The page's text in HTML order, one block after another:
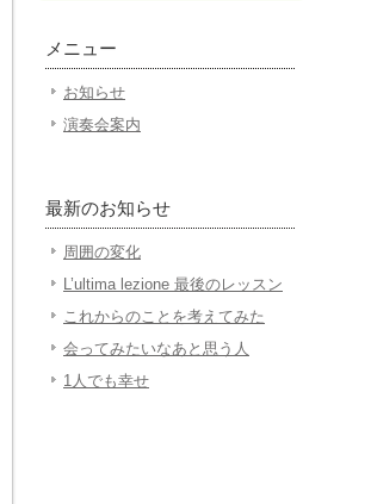
メニュー
お知らせ
演奏会案内
最新のお知らせ
周囲の変化
L’ultima lezione 最後のレッスン
これからのことを考えてみた
会ってみたいなあと思う人
1人でも幸せ